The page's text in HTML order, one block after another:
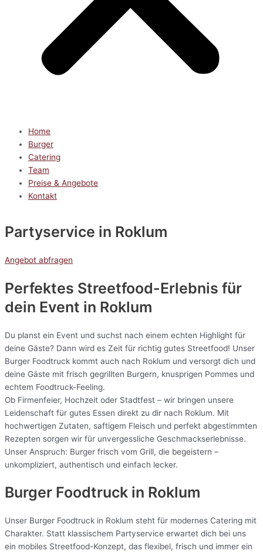
Home
Burger
Catering
Team
Preise & Angebote
Kontakt
Partyservice in Roklum
Angebot abfragen
Perfektes Streetfood-Erlebnis für
dein Event in Roklum
Du planst ein Event und suchst nach einem echten Highlight für
deine Gäste? Dann wird es Zeit für richtig gutes Streetfood! Unser
Burger Foodtruck kommt auch nach Roklum und versorgt dich und
deine Gäste mit frisch gegrillten Burgern, knusprigen Pommes und
echtem Foodtruck-Feeling.
Ob Firmenfeier, Hochzeit oder Stadtfest – wir bringen unsere
Leidenschaft für gutes Essen direkt zu dir nach Roklum. Mit
hochwertigen Zutaten, saftigem Fleisch und perfekt abgestimmten
Rezepten sorgen wir für unvergessliche Geschmackserlebnisse.
Unser Anspruch: Burger frisch vom Grill, die begeistern –
unkompliziert, authentisch und einfach lecker.
Burger Foodtruck in Roklum
Unser Burger Foodtruck in Roklum steht für modernes Catering mit
Charakter. Statt klassischem Partyservice erwartet dich bei uns
ein mobiles Streetfood-Konzept, das flexibel, frisch und immer ein